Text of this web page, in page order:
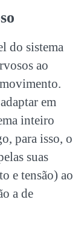
do sistema
ao
em
inteiro
para isso, o
suas
e tensão) ao
a de